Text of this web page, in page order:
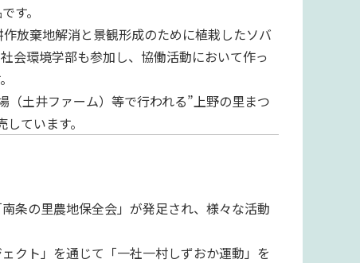
す。
放棄地解消と景観形成のために植栽したソバ
会環境学部も参加し、協働活動において作っ
土井ファーム）等で行われる”上野の里まつ
ています。
条の里農地保全会」が発足され、様々な活動
クト」を通じて「一社一村しずおか運動」を